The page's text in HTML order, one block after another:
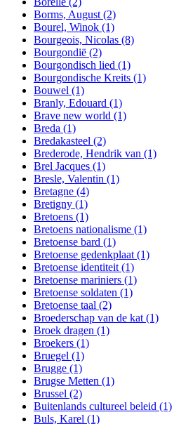
Borms, August (2)
Bourel, Winok (1)
Bourgeois, Nicolas (8)
Bourgondië (2)
Bourgondisch lied (1)
Bourgondische Kreits (1)
Bouwel (1)
Branly, Edouard (1)
Brave new world (1)
Breda (1)
Bredakasteel (2)
Brederode, Hendrik van (1)
Brel Jacques (1)
Bresle, Valentin (1)
Bretagne (4)
Bretigny (1)
Bretoens (1)
Bretoens nationalisme (1)
Bretoense bard (1)
Bretoense gedenkplaat (1)
Bretoense identiteit (1)
Bretoense mariniers (1)
Bretoense soldaten (1)
Bretoense taal (2)
Broederschap van de kat (1)
Broek dragen (1)
Broekers (1)
Bruegel (1)
Brugge (1)
Brugse Metten (1)
Brussel (2)
Buitenlands cultureel beleid (1)
Buls, Karel (1)